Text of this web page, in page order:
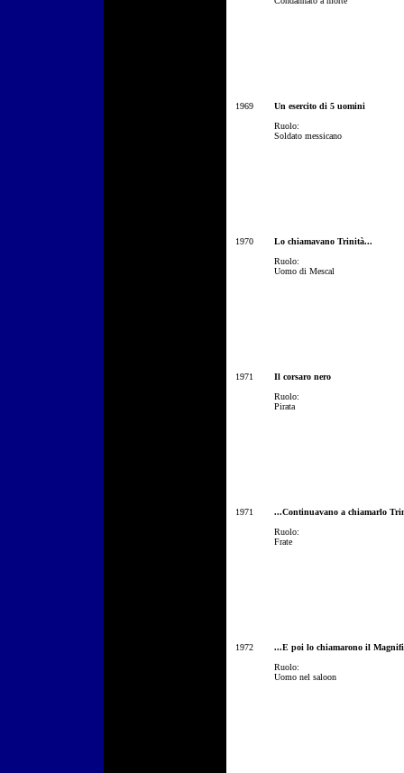
1969
Un esercito di 5 uomini
Ruolo:
Soldato messicano
1970
Lo chiamavano Trinità...
Ruolo:
Uomo di Mescal
1971
Il corsaro nero
Ruolo:
Pirata
1971
...Continuavano a chiamarlo
Ruolo:
Frate
1972
...E poi lo chiamarono il
Ruolo:
Uomo nel saloon